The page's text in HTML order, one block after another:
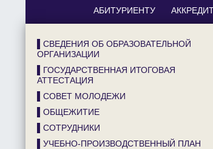
АБИТУРИЕНТУ
▌СВЕДЕНИЯ ОБ ОБРАЗОВАТЕЛЬНОЙ
ОРГАНИЗАЦИИ
▌ГОСУДАРСТВЕННАЯ ИТОГОВАЯ
АТТЕСТАЦИЯ
▌СОВЕТ МОЛОДЕЖИ
▌ОБЩЕЖИТИЕ
▌СОТРУДНИКИ
▌УЧЕБНО-ПРОИЗВОДСТВЕННЫЙ ПЛАН